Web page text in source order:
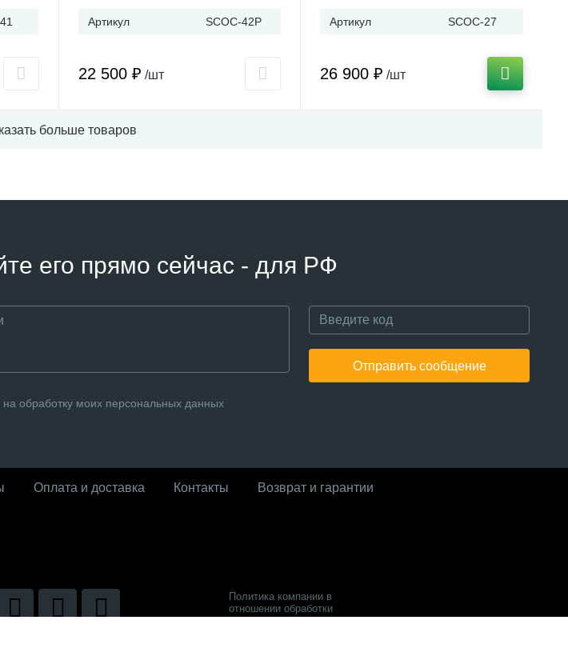
Артикул SCOC-42P
22 500 ₽ /шт
Артикул SCOC-27
26 900 ₽ /шт
больше товаров
его прямо сейчас - для РФ
Отправить сообщение
обработку моих персональных данных
Оплата и доставка Контакты Возврат и гарантии
Политика компании в
отношении обработки
персональных данных